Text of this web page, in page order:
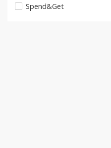
Spend&Get